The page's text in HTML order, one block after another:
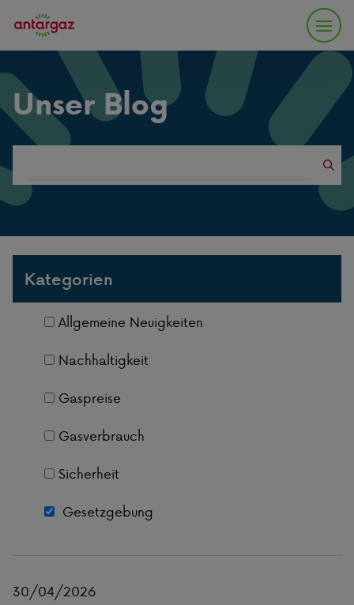
Unser Blog
blogs
Kategorien
Allgemeine Neuigkeiten
Nachhaltigkeit
Gaspreise
Gasverbrauch
Sicherheit
Gesetzgebung
30/04/2026